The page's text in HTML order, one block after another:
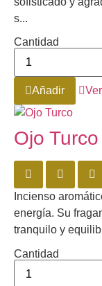
s...
Cantidad
Añadir Ver
Ojo Turco
Incienso
energía. Su
tranquilo y
Cantidad